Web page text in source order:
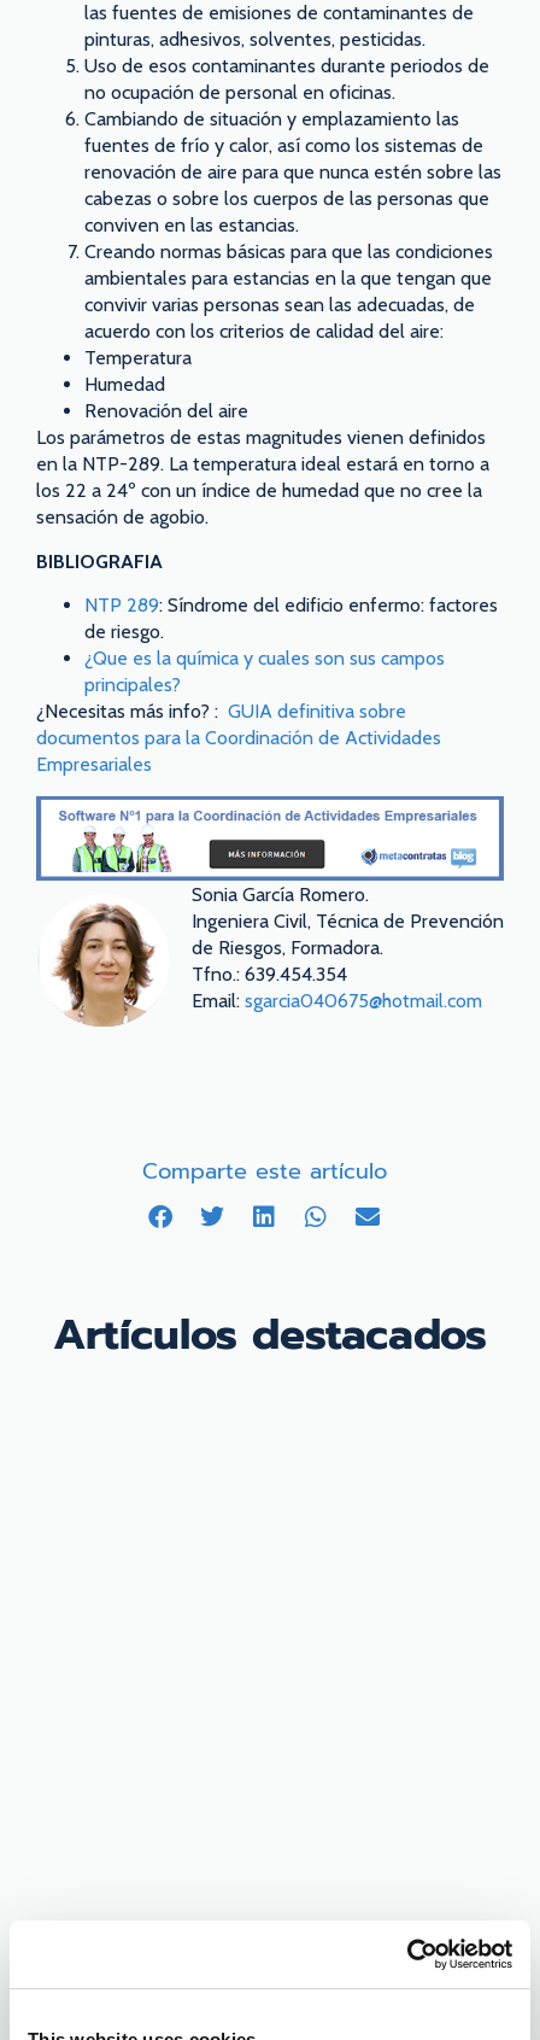
las fuentes de emisiones de contaminantes de
pinturas, adhesivos, solventes, pesticidas.
Uso de esos contaminantes durante periodos de
no ocupación de personal en oficinas.
Cambiando de situación y emplazamiento las
fuentes de frío y calor, así como los sistemas de
renovación de aire para que nunca estén sobre las
cabezas o sobre los cuerpos de las personas que
conviven en las estancias.
Creando normas básicas para que las condiciones
ambientales para estancias en la que tengan que
convivir varias personas sean las adecuadas, de
acuerdo con los criterios de calidad del aire:
Temperatura
Humedad
Renovación del aire
Los parámetros de estas magnitudes vienen definidos
en la NTP-289. La temperatura ideal estará en torno a
los 22 a 24º con un índice de humedad que no cree la
sensación de agobio.
BIBLIOGRAFIA
NTP 289: Síndrome del edificio enfermo: factores
de riesgo.
¿Que es la química y cuales son sus campos
principales?
¿Necesitas más info? : GUIA definitiva sobre
documentos para la Coordinación de Actividades
Empresariales
Sonia García Romero.
Ingeniera Civil, Técnica de Prevención
de Riesgos, Formadora.
Tfno.: 639.454.354
Email: sgarcia040675@hotmail.com
Comparte este artículo
Artículos destacados